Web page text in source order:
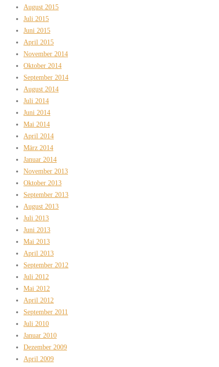
August 2015
Juli 2015
Juni 2015
April 2015
November 2014
Oktober 2014
September 2014
August 2014
Juli 2014
Juni 2014
Mai 2014
April 2014
März 2014
Januar 2014
November 2013
Oktober 2013
September 2013
August 2013
Juli 2013
Juni 2013
Mai 2013
April 2013
September 2012
Juli 2012
Mai 2012
April 2012
September 2011
Juli 2010
Januar 2010
Dezember 2009
April 2009